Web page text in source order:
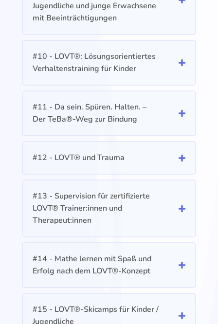
Jugendliche und junge Erwachsene
mit Beeinträchtigungen
#10 - LOVT®: Lösungsorientiertes
Verhaltenstraining für Kinder
#11 - Da sein. Spüren. Halten. –
Der TeBa®-Weg zur Bindung
#12 - LOVT® und Trauma
#13 - Supervision für zertifizierte
LOVT® Trainer:innen und
Therapeut:innen
#14 - Mathe lernen mit Spaß und
Erfolg nach dem LOVT®-Konzept
#15 - LOVT®-Skicamps für Kinder /
Jugendliche